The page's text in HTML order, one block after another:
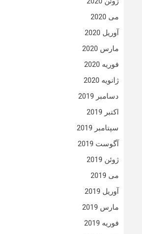
می 2020
آوریل 2020
مارس 2020
فوریه 2020
ژانویه 2020
دسامبر 2019
اکتبر 2019
سپتامبر 2019
آگوست 2019
ژوئن 2019
می 2019
آوریل 2019
مارس 2019
فوریه 2019